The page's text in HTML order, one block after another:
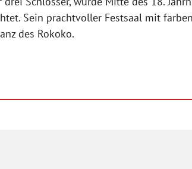
Sein prachtvoller Festsaal mit
des Rokoko.